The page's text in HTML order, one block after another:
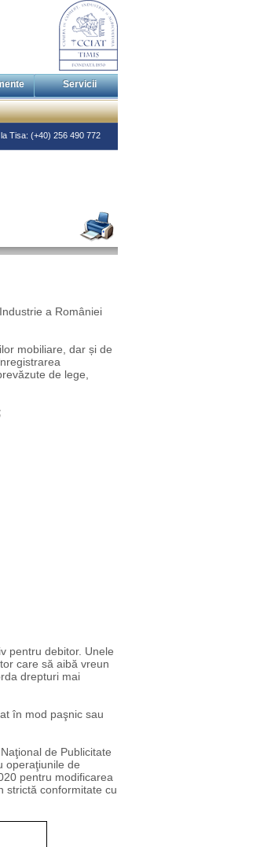
Servicii
Tisa: (+40) 256 490 772
a României
mobiliare, dar și de
de lege,
pentru debitor. Unele
care să aibă vreun
drepturi mai
în mod paşnic sau
de Publicitate
operaţiunile de
pentru modificarea
strictă conformitate cu